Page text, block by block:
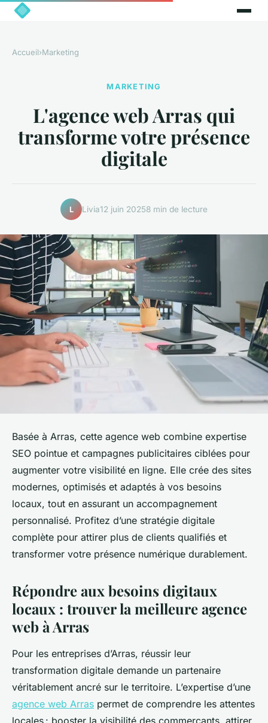
Accueil›Marketing
MARKETING
L'agence web Arras qui
transforme votre présence
digitale
L Livia12 juin 20258 min de lecture
Basée à Arras, cette agence web combine expertise
SEO pointue et campagnes publicitaires ciblées pour
augmenter votre visibilité en ligne. Elle crée des sites
modernes, optimisés et adaptés à vos besoins
locaux, tout en assurant un accompagnement
personnalisé. Profitez d’une stratégie digitale
complète pour attirer plus de clients qualifiés et
transformer votre présence numérique durablement.
Répondre aux besoins digitaux
locaux : trouver la meilleure agence
web à Arras
Pour les entreprises d’Arras, réussir leur
transformation digitale demande un partenaire
véritablement ancré sur le territoire. L’expertise d’une
agence web Arras permet de comprendre les attentes